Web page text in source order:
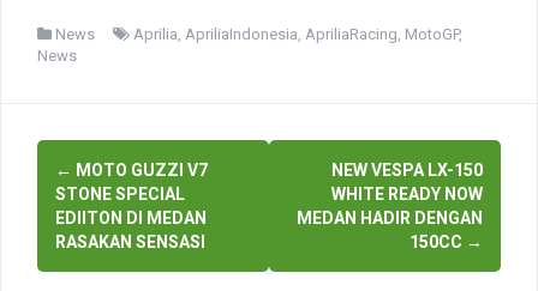
News Aprilia, ApriliaIndonesia, ApriliaRacing, MotoGP,
News
Post
navigation
← MOTO GUZZI V7
STONE SPECIAL
EDIITON DI MEDAN
RASAKAN SENSASI
NEW VESPA LX-150
WHITE READY NOW
MEDAN HADIR DENGAN
150CC →